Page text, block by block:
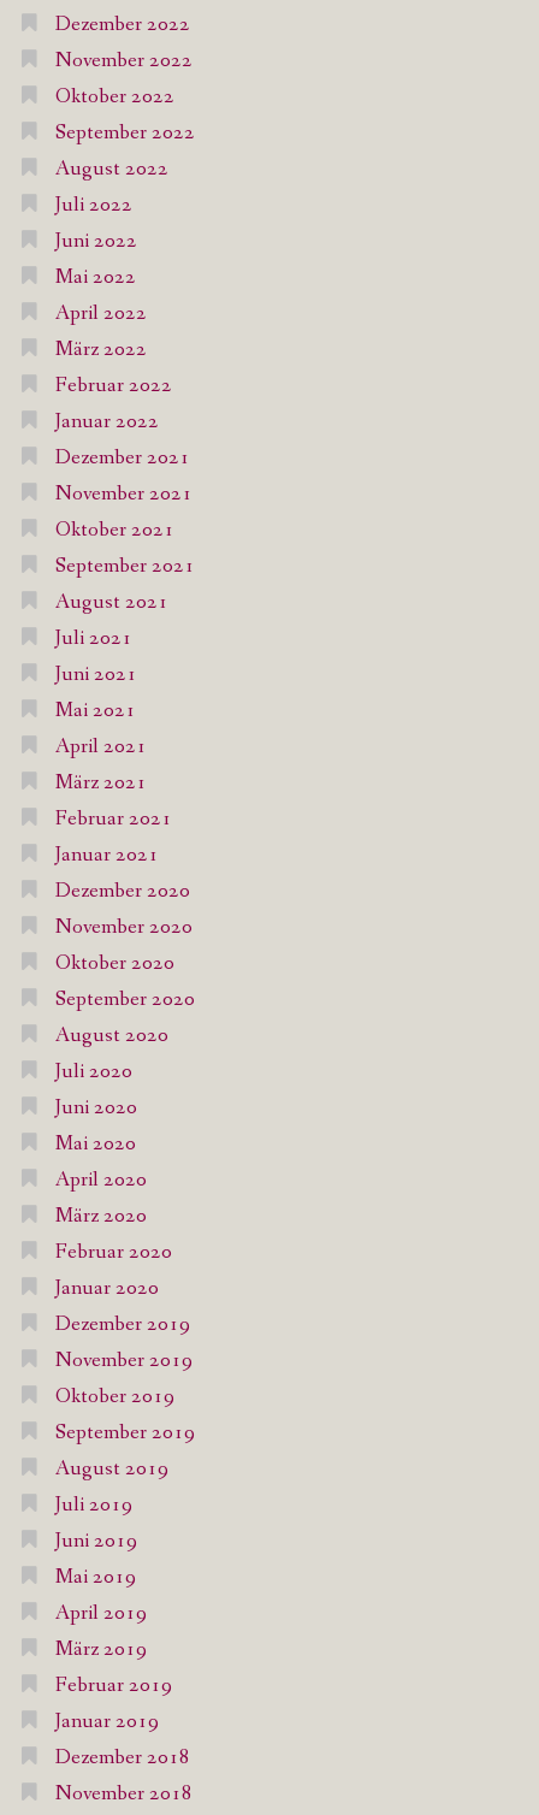
Dezember 2022
November 2022
Oktober 2022
September 2022
August 2022
Juli 2022
Juni 2022
Mai 2022
April 2022
März 2022
Februar 2022
Januar 2022
Dezember 2021
November 2021
Oktober 2021
September 2021
August 2021
Juli 2021
Juni 2021
Mai 2021
April 2021
März 2021
Februar 2021
Januar 2021
Dezember 2020
November 2020
Oktober 2020
September 2020
August 2020
Juli 2020
Juni 2020
Mai 2020
April 2020
März 2020
Februar 2020
Januar 2020
Dezember 2019
November 2019
Oktober 2019
September 2019
August 2019
Juli 2019
Juni 2019
Mai 2019
April 2019
März 2019
Februar 2019
Januar 2019
Dezember 2018
November 2018